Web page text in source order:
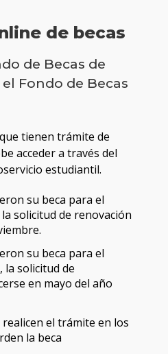
de becas
de Becas de
Fondo de Becas
tienen trámite de
acceder a través del
estudiantil.
su beca para el
solicitud de renovación
su beca para el
la solicitud de
en mayo del año
el trámite en los
la beca